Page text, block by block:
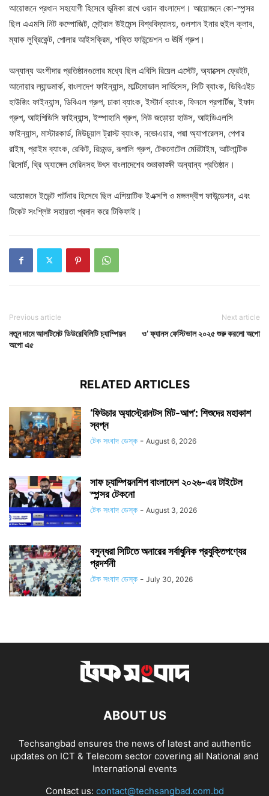
আয়োজনে প্রধান সহযোগী হিসেবে ভূমিকা রাখে ওয়ান বাংলাদেশ। আয়োজনে কো-স্পন্সর
ছিল এএমসি নিট কম্পোজিট, সেন্ট্রাল উইমেন্স বিশ্ববিদ্যালয়, গুলশান ইনার হুইল ক্লাব,
ম্যাক লুব্রিকেন্ট, পোলার আইসক্রিম, শক্তি ফাউন্ডেশন ও ঊর্মি গ্রুপ।
অন্যান্য অংশীদার প্রতিষ্ঠানগুলোর মধ্যে ছিল এবিসি রিয়েল এস্টেট, অ্যাক্সেস ফ্রেইট,
আনোয়ার ল্যান্ডমার্ক, বাংলাদেশ ফাইন্যান্স, মাল্টিমোডাল সার্ভিসেস, সিটি ব্যাংক, ডিবিএইচ
হাউজিং ফাইন্যান্স, ডিবিএল গ্রুপ, ঢাকা ব্যাংক, ইস্টার্ন ব্যাংক, ফিনলে প্রপার্টিজ, ইফাদ
গ্রুপ, আইপিডিসি ফাইন্যান্স, ইস্পাহানি গ্রুপ, নিউ জড়োয়া হাউস, আইডিএলসি
ফাইন্যান্স, মাস্টারকার্ড, মিউচুয়াল ট্রাস্ট ব্যাংক, নভোএয়ার, পদ্মা অ্যাপারেলস, পেপার
রাইম, প্রাইম ব্যাংক, রেকিট, রিচমন্ড, রূপালি গ্রুপ, টেকনোটেল মেরিটাইম, আটলান্টিক
রিসোর্ট, থ্রি অ্যাঙ্গেল মেরিনসহ উৎস বাংলাদেশের শুভাকাঙ্ক্ষী অন্যান্য প্রতিষ্ঠান।
আয়োজনে ইভেন্ট পার্টনার হিসেবে ছিল এশিয়াটিক ইএক্সপি ও মঙ্গলদ্বীপ ফাউন্ডেশন, এবং
টিকেট সংশ্লিষ্ট সহায়তা প্রদান করে টিকিফাই।
Previous article
নতুন দামে আলটিমেট ডিউরেবিলিটি চ্যাম্পিয়ন
অপো এ৫
Next article
ও’ ফ্যানস ফেস্টিভাল ২০২৫ শুরু করলো অপো
RELATED ARTICLES
‘ফিউচার অ্যাস্ট্রোনটস মিট-আপ’: শিশুদের মহাকাশ
স্বপ্ন
টেক সংবাদ ডেস্ক - August 6, 2026
সাফ চ্যাম্পিয়নশিপ বাংলাদেশ ২০২৬-এর টাইটেল
স্পন্সর টেকনো
টেক সংবাদ ডেস্ক - August 3, 2026
বসুন্ধরা সিটিতে অনারের সর্বাধুনিক প্রযুক্তিপণ্যের
প্রদর্শনী
টেক সংবাদ ডেস্ক - July 30, 2026
ABOUT US
Techsangbad ensures the news of latest and authentic
updates on ICT & Telecom sector covering all National and
International events
Contact us: contact@techsangbad.com.bd